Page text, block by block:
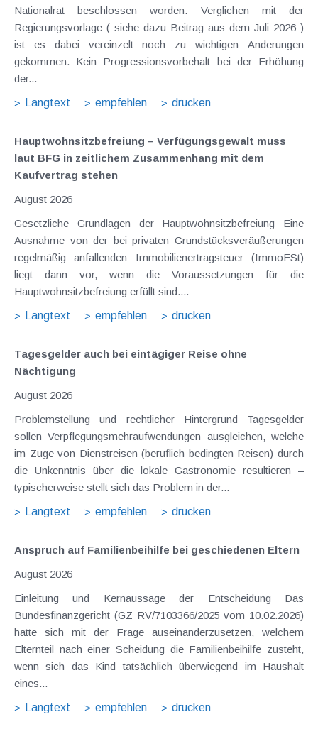
Nationalrat beschlossen worden. Verglichen mit der
Regierungsvorlage ( siehe dazu Beitrag aus dem Juli 2026 )
ist es dabei vereinzelt noch zu wichtigen Änderungen
gekommen. Kein Progressionsvorbehalt bei der Erhöhung
der...
Langtext
empfehlen drucken
Hauptwohnsitz​­befreiung – Verfügungsgewalt muss
laut BFG in zeitlichem Zusammenhang mit dem
Kaufvertrag stehen
August 2026
Gesetzliche Grundlagen der Hauptwohnsitzbefreiung Eine
Ausnahme von der bei privaten Grundstücksveräußerungen
regelmäßig anfallenden Immobilienertragsteuer (ImmoESt)
liegt dann vor, wenn die Voraussetzungen für die
Hauptwohnsitzbefreiung erfüllt sind....
Langtext
empfehlen drucken
Tagesgelder auch bei eintägiger Reise ohne
Nächtigung
August 2026
Problemstellung und rechtlicher Hintergrund Tagesgelder
sollen Verpflegungsmehraufwendungen ausgleichen, welche
im Zuge von Dienstreisen (beruflich bedingten Reisen) durch
die Unkenntnis über die lokale Gastronomie resultieren –
typischerweise stellt sich das Problem in der...
Langtext
empfehlen drucken
Anspruch auf Familienbeihilfe bei geschiedenen Eltern
August 2026
Einleitung und Kernaussage der Entscheidung Das
Bundesfinanzgericht (GZ RV/7103366/2025 vom 10.02.2026)
hatte sich mit der Frage auseinanderzusetzen, welchem
Elternteil nach einer Scheidung die Familienbeihilfe zusteht,
wenn sich das Kind tatsächlich überwiegend im Haushalt
eines...
Langtext
empfehlen drucken